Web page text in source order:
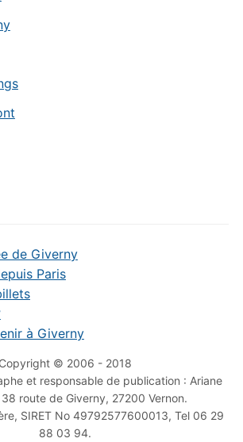
de Giverny
Paris
à Giverny
Copyright © 2006 - 2018
et responsable de publication : Ariane
route de Giverny, 27200 Vernon.
SIRET No 49792577600013, Tel 06 29
88 03 94.